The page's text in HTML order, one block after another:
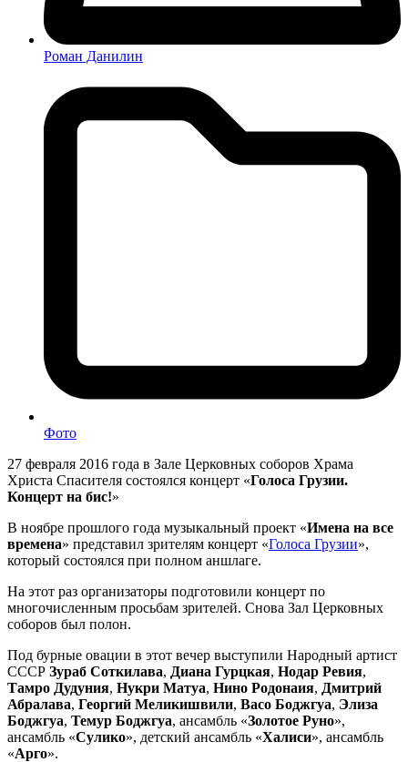
Роман Данилин
Фото
27 февраля 2016 года в Зале Церковных соборов Храма
Христа Спасителя состоялся концерт «Голоса Грузии.
Концерт на бис!»
В ноябре прошлого года музыкальный проект «Имена на все
времена» представил зрителям концерт «Голоса Грузии»,
который состоялся при полном аншлаге.
На этот раз организаторы подготовили концерт по
многочисленным просьбам зрителей. Снова Зал Церковных
соборов был полон.
Под бурные овации в этот вечер выступили Народный артист
СССР Зураб Соткилава, Диана Гурцкая, Нодар Ревия,
Тамро Дудуния, Нукри Матуа, Нино Родонаия, Дмитрий
Абралава, Георгий Меликишвили, Васо Боджгуа, Элиза
Боджгуа, Темур Боджгуа, ансамбль «Золотое Руно»,
ансамбль «Сулико», детский ансамбль «Халиси», ансамбль
«Арго».